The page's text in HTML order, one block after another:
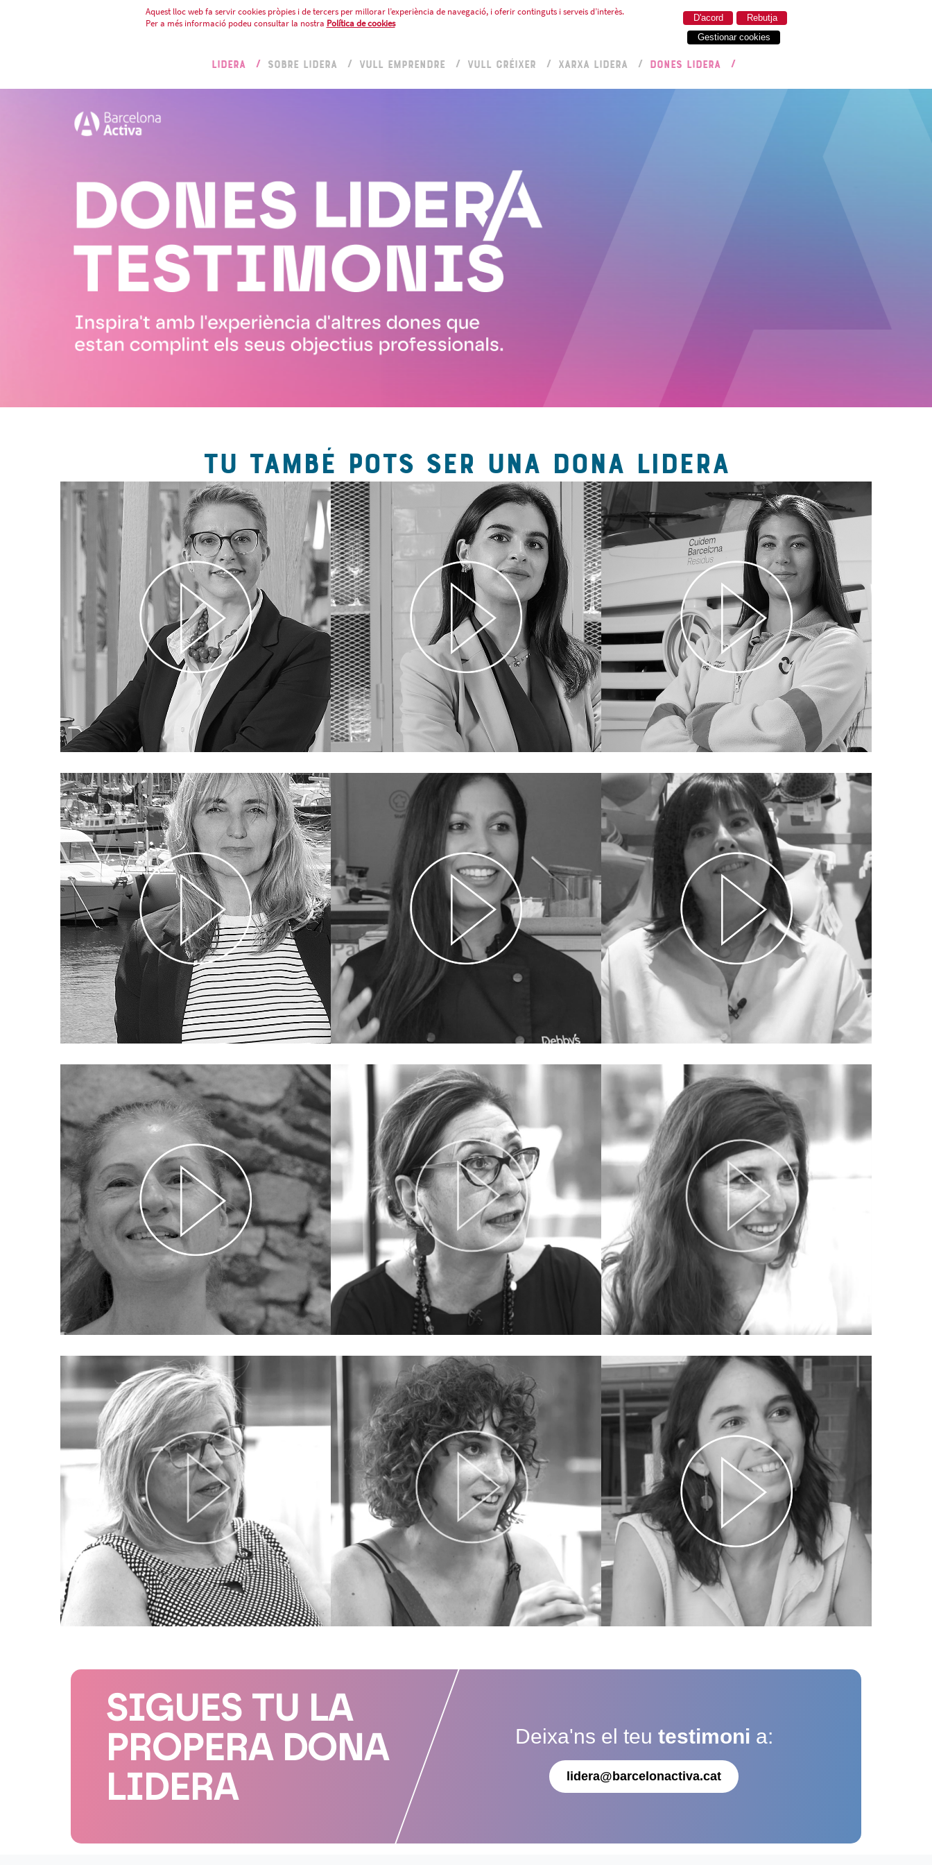
Aquest lloc web fa servir cookies pròpies i de tercers per millorar l’experiència de navegació, i oferir continguts i serveis d’interès.
Per a més informació podeu consultar la nostra Política de cookies Rebutja
D'acord
Gestionar cookies
LIDERA SOBRE LIDERA VULL EMPRENDRE VULL CRÉIXER XARXA LIDERA DONES LIDERA
TU TAMBÉ POTS SER UNA DONA LIDERA
SIGUES TU LA
PROPERA DONA
LIDERA
Deixa'ns el teu testimoni a:
lidera@barcelonactiva.cat